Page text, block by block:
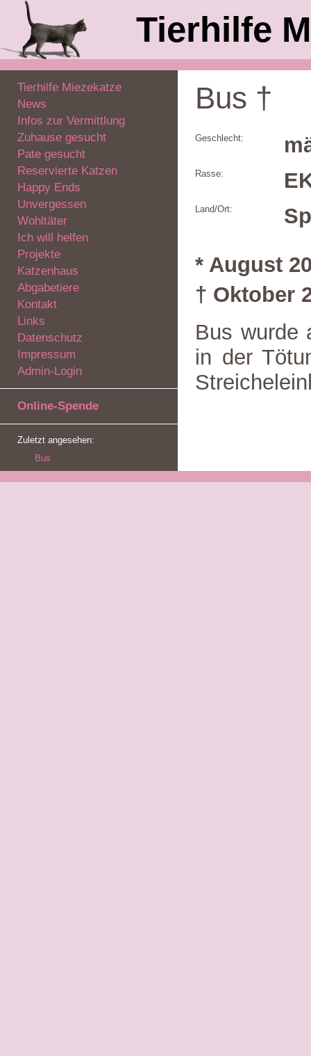
Tierhilfe
Tierhilfe Miezekatze
News
Infos zur Vermittlung
Zuhause gesucht
Pate gesucht
Reservierte Katzen
Happy Ends
Unvergessen
Wohltäter
Ich will helfen
Projekte
Katzenhaus
Abgabetiere
Kontakt
Links
Datenschutz
Impressum
Admin-Login
Online-Spende
Zuletzt angesehen:
Bus
Bus †
Geschlecht:
Rasse:
Land/Ort:
* August
† Oktober
Bus wurde
in der